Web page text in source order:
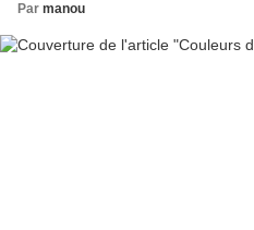
Par manou